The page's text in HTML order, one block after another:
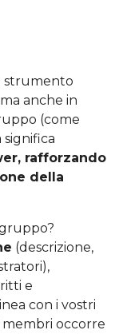
strumento
anche in
(come
rafforzando
della
(descrizione,
e
con i vostri
occorre